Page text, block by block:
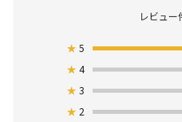
レビュー
★5
★4
★3
★ 2